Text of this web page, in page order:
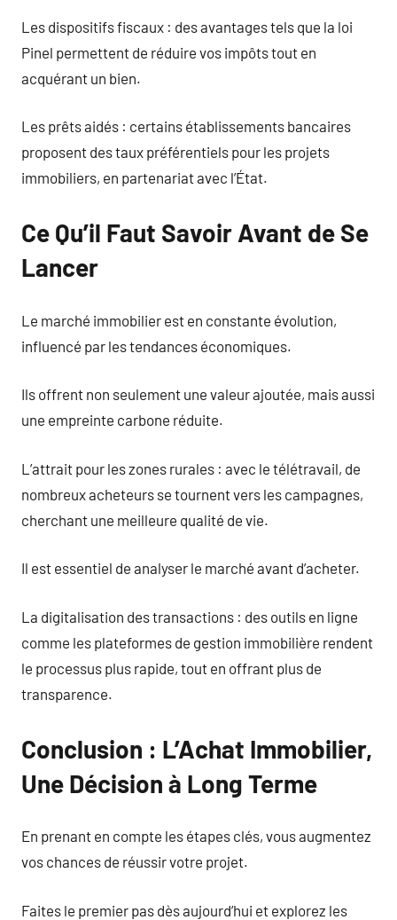
Les dispositifs fiscaux : des avantages tels que la loi
Pinel permettent de réduire vos impôts tout en
acquérant un bien.
Les prêts aidés : certains établissements bancaires
proposent des taux préférentiels pour les projets
immobiliers, en partenariat avec l’État.
Ce Qu’il Faut Savoir Avant de Se
Lancer
Le marché immobilier est en constante évolution,
influencé par les tendances économiques.
Ils offrent non seulement une valeur ajoutée, mais aussi
une empreinte carbone réduite.
L’attrait pour les zones rurales : avec le télétravail, de
nombreux acheteurs se tournent vers les campagnes,
cherchant une meilleure qualité de vie.
Il est essentiel de analyser le marché avant d’acheter.
La digitalisation des transactions : des outils en ligne
comme les plateformes de gestion immobilière rendent
le processus plus rapide, tout en offrant plus de
transparence.
Conclusion : L’Achat Immobilier,
Une Décision à Long Terme
En prenant en compte les étapes clés, vous augmentez
vos chances de réussir votre projet.
Faites le premier pas dès aujourd’hui et explorez les